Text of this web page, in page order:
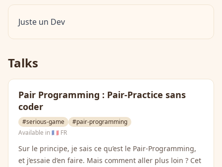
Juste un Dev
Talks
Pair Programming : Pair-Practice sans
coder
#serious-game
#pair-programming
Available in🇫🇷 FR
Sur le principe, je sais ce qu’est le Pair-Programming,
et j’essaie d’en faire. Mais comment aller plus loin ? Cet